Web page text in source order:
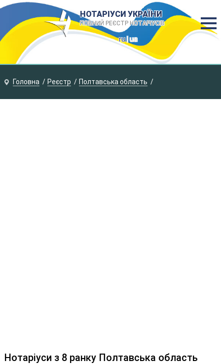
НОТАРІУСИ УКРАЇНИ
ПОВНИЙ РЕЄСТР НОТАРІУСІВ
ru| ua
Головна Реєстр Полтавська область
Нотаріуси з 8 ранку Полтавська область